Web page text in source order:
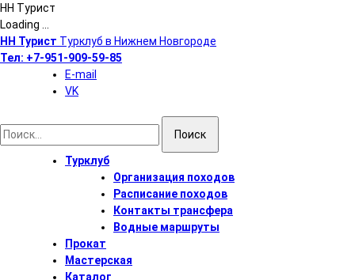
НН Турист
Loading ...
Перейти
к
содержимому
НН Турист Турклуб в Нижнем Новгороде
Тел: +7-951-909-59-85
E-mail
VK
Найти:
Турклуб
Организация походов
Расписание походов
Контакты трансфера
Водные маршруты
Прокат
Мастерская
Каталог